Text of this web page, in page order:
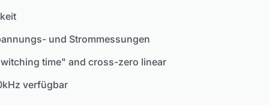
und Strommessungen
time" and cross-zero linear​
verfügbar